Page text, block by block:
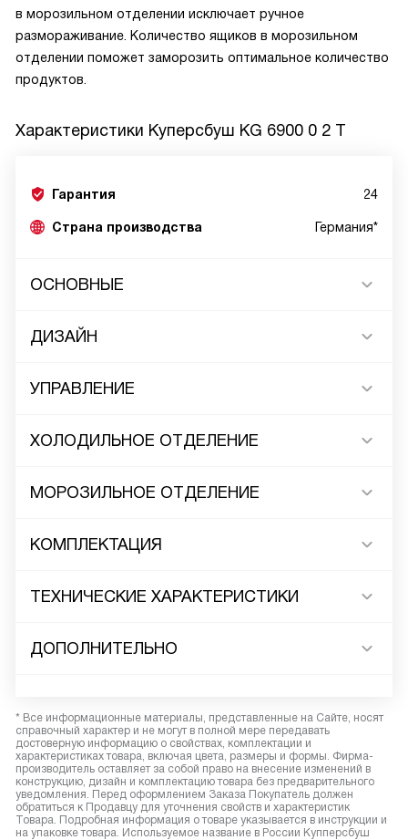
в морозильном отделении исключает ручное
размораживание. Количество ящиков в морозильном
отделении поможет заморозить оптимальное количество
продуктов.
Характеристики Куперсбуш KG 6900 0 2 T
Гарантия 24
Страна производства Германия*
ОСНОВНЫЕ
ДИЗАЙН
УПРАВЛЕНИЕ
ХОЛОДИЛЬНОЕ ОТДЕЛЕНИЕ
МОРОЗИЛЬНОЕ ОТДЕЛЕНИЕ
КОМПЛЕКТАЦИЯ
ТЕХНИЧЕСКИЕ ХАРАКТЕРИСТИКИ
ДОПОЛНИТЕЛЬНО
* Все информационные материалы, представленные на Сайте, носят
справочный характер и не могут в полной мере передавать
достоверную информацию о свойствах, комплектации и
характеристиках товара, включая цвета, размеры и формы. Фирма-
производитель оставляет за собой право на внесение изменений в
конструкцию, дизайн и комплектацию товара без предварительного
уведомления. Перед оформлением Заказа Покупатель должен
обратиться к Продавцу для уточнения свойств и характеристик
Товара. Подробная информация о товаре указывается в инструкции и
на упаковке товара. Используемое название в России Купперсбуш